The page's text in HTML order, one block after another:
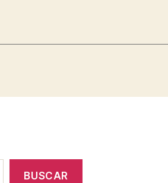
BUSCAR